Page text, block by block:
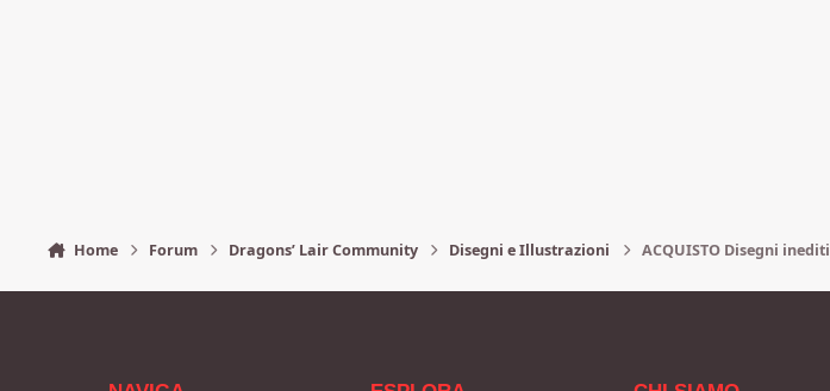
Home Forum Dragons’ Lair Community Disegni e Illustrazioni ACQUISTO Disegni inediti